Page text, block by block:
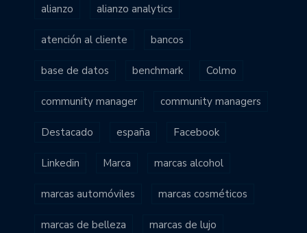
alianzo alianzo analytics
atención al cliente bancos
base de datos benchmark Colmo
community manager community managers
Destacado españa Facebook
Linkedin Marca marcas alcohol
marcas automóviles marcas cosméticos
marcas de belleza marcas de lujo